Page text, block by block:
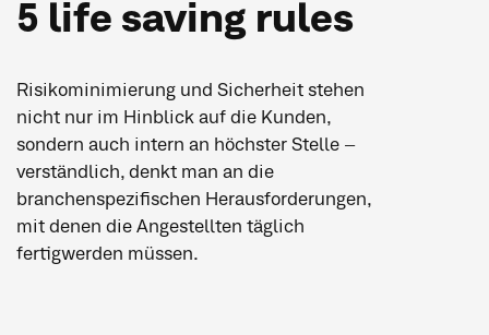
5 life saving rules
Risikominimierung und Sicherheit stehen
nicht nur im Hinblick auf die Kunden,
sondern auch intern an höchster Stelle –
verständlich, denkt man an die
branchenspezifischen Herausforderungen,
mit denen die Angestellten täglich
fertigwerden müssen.